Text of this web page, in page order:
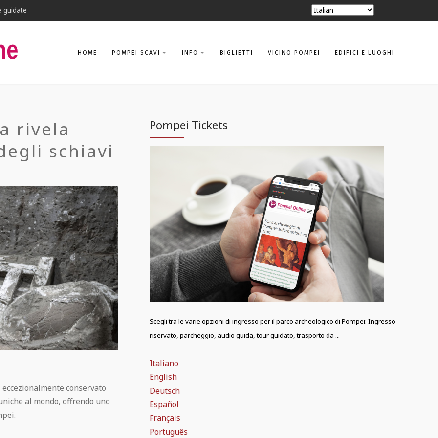
guidate
HOME POMPEI SCAVI INFO BIGLIETTI VICINO POMPEI EDIFICI E LUOGHI
Pompei Tickets
Scegli tra le varie opzioni di ingresso per il parco archeologico di Pompei: Ingresso
riservato, parcheggio, audio guida, tour guidato, trasporto da ...
Italiano
English
Deutsch
Español
Français
Português
rivela
schiavi
conservato
al mondo, offrendo uno